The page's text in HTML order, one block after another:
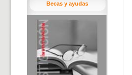
Becas y ayudas